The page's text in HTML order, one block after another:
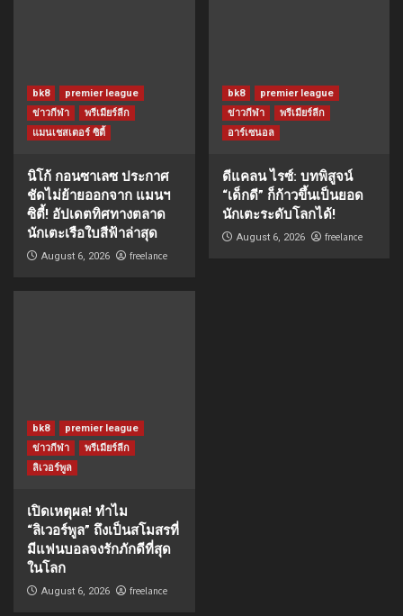
bk8
premier league
ข่าวกีฬา
พรีเมียร์ลีก
แมนเชสเตอร์ ซิตี้
นิโก้ กอนซาเลซ ประกาศ
ชัดไม่ย้ายออกจาก แมนฯ
ซิตี้! อัปเดตทิศทางตลาด
นักเตะเรือใบสีฟ้าล่าสุด
August 6, 2026 freelance
bk8
premier league
ข่าวกีฬา
พรีเมียร์ลีก
อาร์เซนอล
ดีแคลน ไรซ์: บทพิสูจน์
“เด็กดี” ก็ก้าวขึ้นเป็นยอด
นักเตะระดับโลกได้!
August 6, 2026 freelance
bk8
premier league
ข่าวกีฬา
พรีเมียร์ลีก
ลิเวอร์พูล
เปิดเหตุผล! ทำไม
“ลิเวอร์พูล” ถึงเป็นสโมสรที่
มีแฟนบอลจงรักภักดีที่สุด
ในโลก
August 6, 2026 freelance